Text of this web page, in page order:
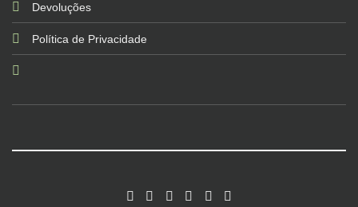
Devoluções
Política de Privacidade